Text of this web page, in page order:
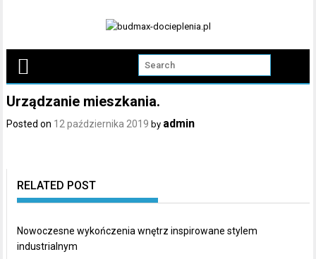
Urządzanie mieszkania.
Posted on 12 października 2019 by admin
RELATED POST
Nowoczesne wykończenia wnętrz inspirowane stylem
industrialnym